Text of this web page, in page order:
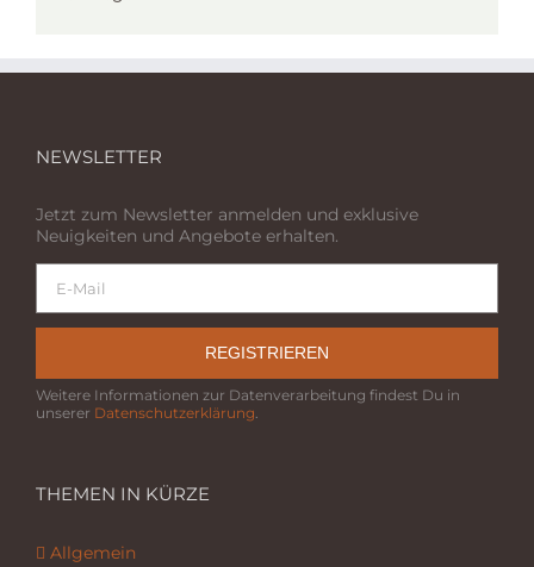
NEWSLETTER
Jetzt zum Newsletter anmelden und exklusive
Neuigkeiten und Angebote erhalten.
REGISTRIEREN
Weitere Informationen zur Datenverarbeitung findest Du in
unserer Datenschutzerklärung
THEMEN IN KÜRZE
Allgemein